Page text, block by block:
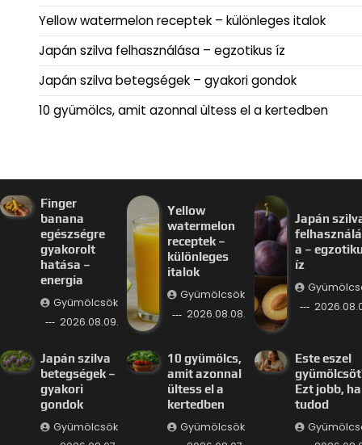
Yellow watermelon receptek – különleges italok
Japán szilva felhasználása – egzotikus íz
Japán szilva betegségek – gyakori gondok
10 gyümölcs, amit azonnal ültess el a kertedben
Finger
banana
egészségre
gyakorolt
hatása –
energia
Gyümölcsök
2026.08.09.
Yellow
watermelon
receptek –
különleges
italok
Gyümölcsök
2026.08.08.
Japán
a –
íz
Japán szilva
betegségek –
gyakori
gondok
Gyümölcsök
10 gyümölcs,
amit azonnal
ültess el a
kertedben
Gyümölcsök
Este eszel
Ezt jobb, ha
tudod